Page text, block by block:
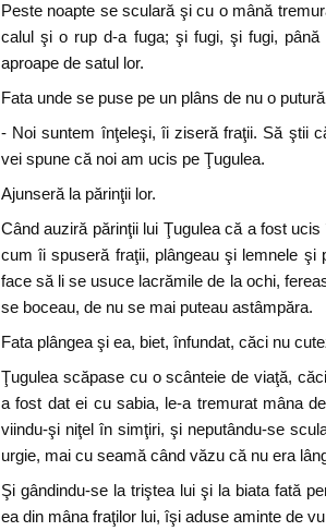
Peste noapte se sculară şi cu o mână
calul şi o rup d-a fuga; şi fugi, şi fugi,
aproape de satul lor.
Fata unde se puse pe un plâns de nu o
- Noi suntem înţeleşi, îi ziseră fraţii. Să ştii
vei spune că noi am ucis pe Ţugulea.
Ajunseră la părinţii lor.
Când auziră părinţii lui Ţugulea că a fost
cum îi spuseră fraţii, plângeau şi lemnele şi
face să li se usuce lacrămile de la ochi,
se boceau, de nu se mai puteau astâmpăra.
Fata plângea şi ea, biet, înfundat, căci nu
Ţugulea scăpase cu o scânteie de viaţă,
a fost dat ei cu sabia, le-a tremurat mâna
viindu-şi niţel în simţiri, şi neputându-se
urgie, mai cu seamă când văzu că nu era
Şi gândindu-se la triştea lui şi la biata fată
ea din mâna fraţilor lui, îşi aduse aminte de